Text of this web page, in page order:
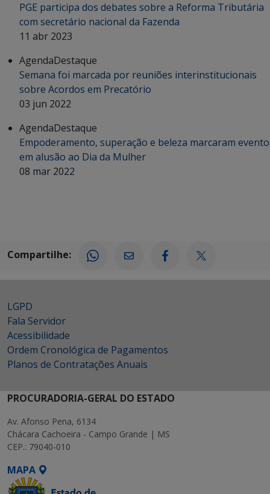
PGE participa dos debates sobre a Reforma Tributária
com secretário nacional da Fazenda
11 abr 2023
AgendaDestaque
Semana foi marcada por reuniões interinstitucionais
sobre Acordos em Precatório
03 jun 2022
AgendaDestaque
Empoderamento, superação e beleza marcaram evento
em alusão ao Dia da Mulher
08 mar 2022
Compartilhe:
LGPD
Fala Servidor
Acessibilidade
Ordem Cronológica de Pagamentos
Planos de Contratações Anuais
PROCURADORIA-GERAL DO ESTADO
Av. Afonso Pena, 6134
Chácara Cachoeira - Campo Grande | MS
CEP.: 79040-010
MAPA